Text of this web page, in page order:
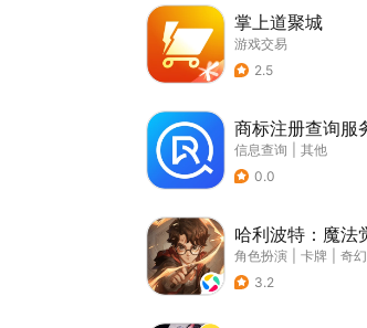
掌上道聚城
游戏交易
2.5
商标注册查询服
信息查询
其他
0.0
哈利波特：魔法
角色扮演 卡牌 奇幻
3.2